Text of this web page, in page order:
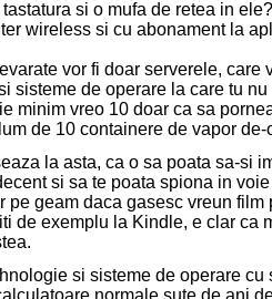
si o mufa de retea in
wireless si cu abonament la
vor fi doar serverele, care
sisteme de operare la care tu
minim vreo 10 doar ca sa
de 10 containere de vapor de-
la asta, ca o sa poata sa-si
si sa te poata spiona in
pe geam daca gasesc vreun film
de exemplu la Kindle, e clar ca
si sisteme de operare
normale sute de ani